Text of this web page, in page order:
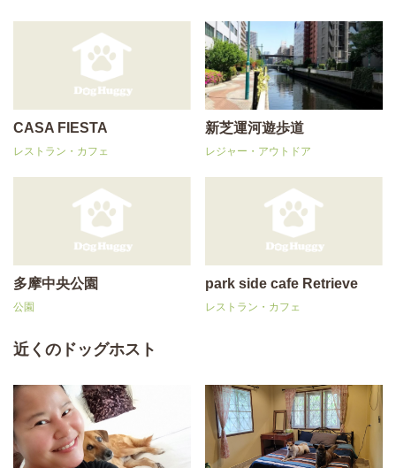
CASA FIESTA
レストラン・カフェ
新芝運河遊歩道
レジャー・アウトドア
多摩中央公園
公園
park side cafe Retrieve
レストラン・カフェ
近くのドッグホスト